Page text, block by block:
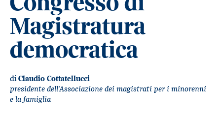
Magistratura
democratica
diClaudio Cottatellucci
presidente dell'Associazione dei magistrati per i minorenni
e la famiglia